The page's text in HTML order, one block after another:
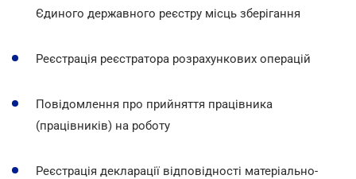
Єдиного державного реєстру місць зберігання
Реєстрація реєстратора розрахункових операцій
Повідомлення про прийняття працівника
(працівників) на роботу
Реєстрація декларації відповідності матеріально-